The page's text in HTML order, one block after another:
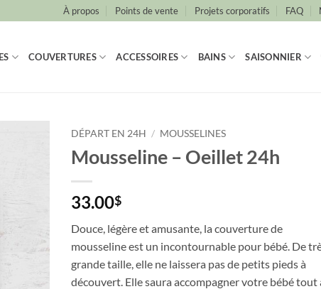
À propos Points de vente Projets corporatifs FAQ
COUVERTURES ACCESSOIRES BAINS SAISONNIER
DÉPART EN 24H / MOUSSELINES
Mousseline – Oeillet 24h
33.00$
Douce, légère et amusante, la couverture de
mousseline est un incontournable pour bébé. De
grande taille, elle ne laissera pas de petits pieds à
découvert. Elle saura accompagner votre bébé tout